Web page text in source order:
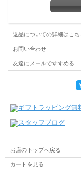
返品についての詳細はこち
お問い合わせ
友達にメールですすめる
お店のトップへ戻る
カートを見る